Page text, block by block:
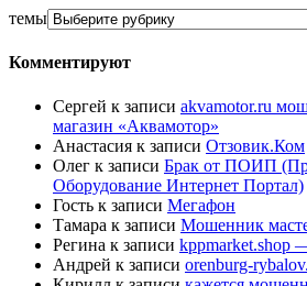
темы
Комментируют
Сергей к записи akvamotor.ru
магазин «Аквамотор»
Анастасия к записи Отзовик.Ком
Олег к записи Брак от ПОИП
Оборудование Интернет Портал)
Гость к записи Мегафон
Тамара к записи Мошенник
Регина к записи kppmarket.shop
Андрей к записи orenburg-